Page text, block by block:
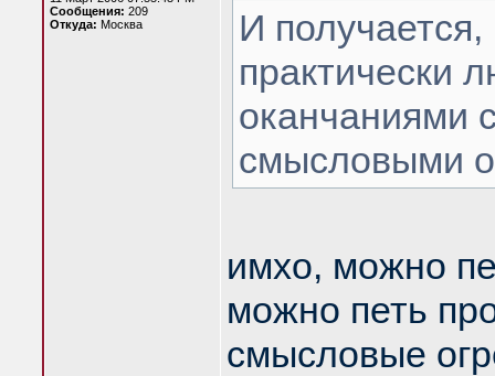
Сообщения: 209
Откуда: Москва
И
практически
оканчаниями
смысловыми
имхо, можно
можно петь
смысловые